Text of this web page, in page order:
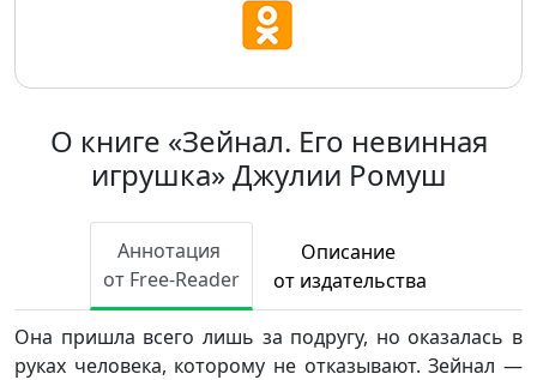
О книге «Зейнал. Его невинная
игрушка» Джулии Ромуш
Аннотация
от Free-Reader
Описание
от издательства
Она пришла всего лишь за подругу, но оказалась в
руках человека, которому не отказывают. Зейнал —